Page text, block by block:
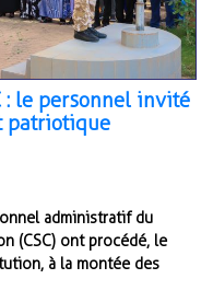
: le personnel invité
patriotique
administratif du
(CSC) ont procédé, le
à la montée des